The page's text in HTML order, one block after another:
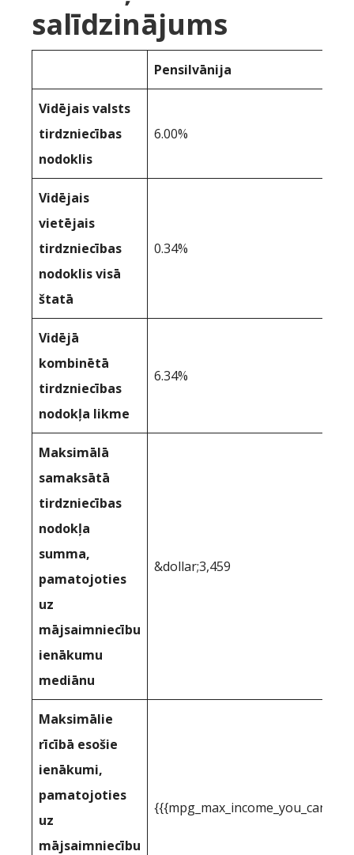
salīdzinājums
Pensilvānija
Vidējais valsts
tirdzniecības
nodoklis
6.00%
Vidējais
vietējais
tirdzniecības
nodoklis visā
štatā
0.34%
Vidējā
kombinētā
tirdzniecības
nodokļa likme
6.34%
Maksimālā
samaksātā
tirdzniecības
nodokļa
summa,
pamatojoties
uz
mājsaimniecību
ienākumu
mediānu
&dollar;3,459
Maksimālie
rīcībā esošie
ienākumi,
pamatojoties
uz
mājsaimniecību